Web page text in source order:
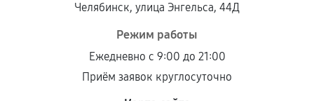
центром.
При этом гарантия на сами комплектующие
продавца. За качество сторонних деталей
сервисный центр ответственности не несет.
Челябинск, улица Энгельса, 44Д
Режим работы
Ежедневно с 9:00 до 21:00
Приём заявок круглосуточно